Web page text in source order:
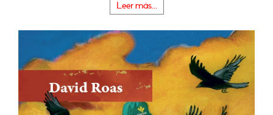
Leer más...